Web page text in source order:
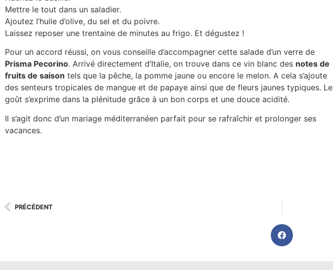
Mettre le tout dans un saladier.
Ajoutez l’huile d’olive, du sel et du poivre.
Laissez reposer une trentaine de minutes au frigo. Et dégustez !
Pour un accord réussi, on vous conseille d’accompagner cette salade d’un verre de
Prisma Pecorino. Arrivé directement d’Italie, on trouve dans ce vin blanc des notes de
fruits de saison tels que la pêche, la pomme jaune ou encore le melon. A cela s’ajoute
des senteurs tropicales de mangue et de papaye ainsi que de fleurs jaunes typiques. Le
goût s’exprime dans la plénitude grâce à un bon corps et une douce acidité.
Il s’agit donc d’un mariage méditerranéen parfait pour se rafraîchir et prolonger ses
vacances.
PRÉCÉDENT